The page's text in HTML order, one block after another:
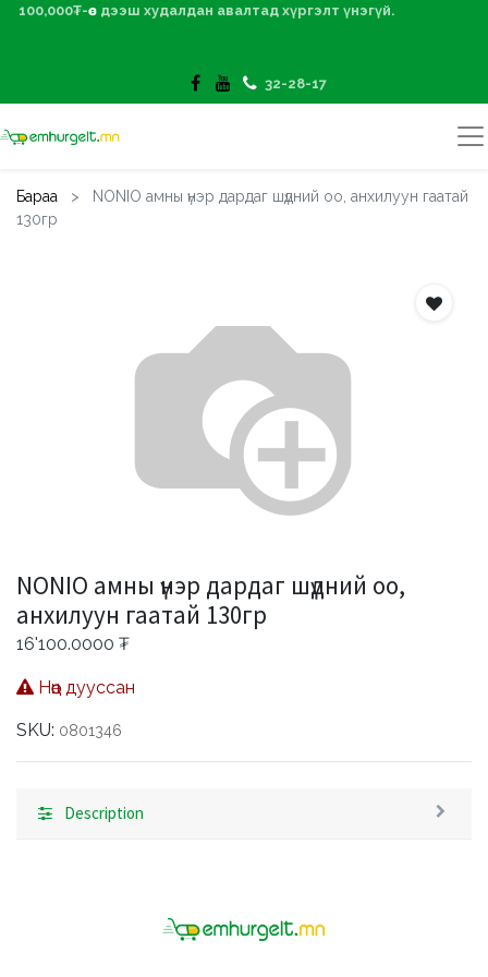
100,000₮-өөс дээш худалдан авалтад хүргэлт үнэгүй.
32-28-17
Бараа
NONIO амны үнэр дардаг шүдний оо, анхилуун гаатай
130гр
NONIO амны үнэр дардаг шүдний оо,
анхилуун гаатай 130гр
16'100.0000 ₮
Нөөц дууссан
SKU: 0801346
Description